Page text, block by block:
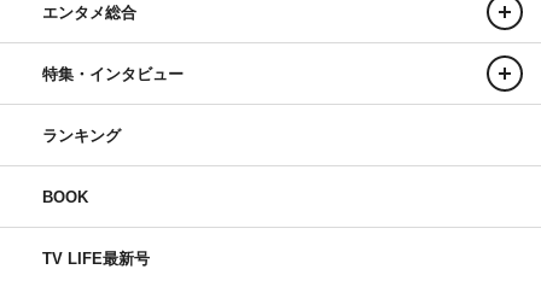
エンタメ総合
特集・インタビュー
ランキング
BOOK
TV LIFE最新号